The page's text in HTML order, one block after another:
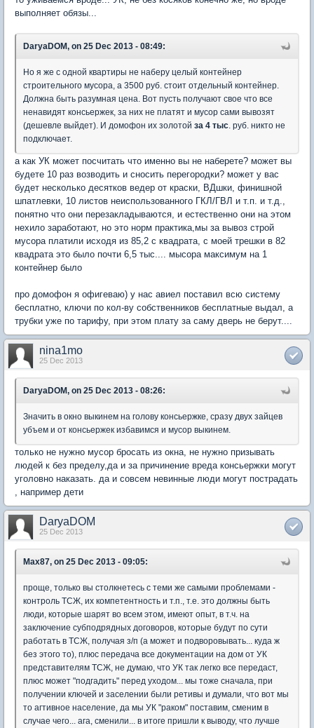
выполняет обязы...
DaryaDOM, on 25 Dec 2013 - 08:49:
Но я же с одной квартиры не наберу целый контейнер
строительного мусора, а 3500 руб. стоит отдельный контейнер.
Должна быть разумная цена. Вот пусть получают свое что все
ненавидят консьержек, за них не платят и мусор сами вывозят
(дешевле выйдет). И домофон их золотой за 4 тыс . руб. никто не
подключает.
а как УК может посчитать что именно вы не наберете? может вы
будете 10 раз возводить и сносить перегородки? может у вас
будет несколько десятков ведер от краски, ВДшки, финишной
шпатлевки, 10 листов неиспользованного ГКЛ/ГВЛ и т.п. и т.д.,
понятно что они перезакладываются, и естественно они на этом
нехило заработают, но это норм практика,мы за вывоз строй
мусора платили исходя из 85,2 с квадрата, с моей трешки в 82
квадрата это было почти 6,5 тыс.... мысора максимум на 1
контейнер было
про домофон я офигеваю) у нас авиел поставил всю систему
бесплатно, ключи по кол-ву собственников бесплатные выдал, а
трубки уже по тарифу, при этом плату за саму дверь не берут....
nina1mo
25 Dec 2013
DaryaDOM, on 25 Dec 2013 - 08:26:
Значить в окно выкинем на голову консьержке, сразу двух зайцев
убъем и от консьержек избавимся и мусор выкинем.
только не нужно мусор бросать из окна, не нужно призывать
людей к без пределу,да и за причинение вреда консьержки могут
уголовно наказать. да и совсем невинные люди могут пострадать
, например дети
DaryaDOM
25 Dec 2013
Max87, on 25 Dec 2013 - 09:05:
проще, только вы столкнетесь с теми же самыми проблемами -
контроль ТСЖ, их компетентность и т.п., т.е. это должны быть
люди, которые шарят во всем этом, имеют опыт, в т.ч. на
заключение субподрядных договоров, которые будут по сути
работать в ТСЖ, получая з/п (а может и подворовывать... куда ж
без этого то), плюс передача все документации на дом от УК
представителям ТСЖ, не думаю, что УК так легко все передаст,
плюс может "подгадить" перед уходом... мы тоже сначала, при
получении ключей и заселении были ретивы и думали, что вот мы
то агтивное население, да мы УК "раком" поставим, сменим в
случае чего... ага, сменили... в итоге пришли к выводу, что лучше